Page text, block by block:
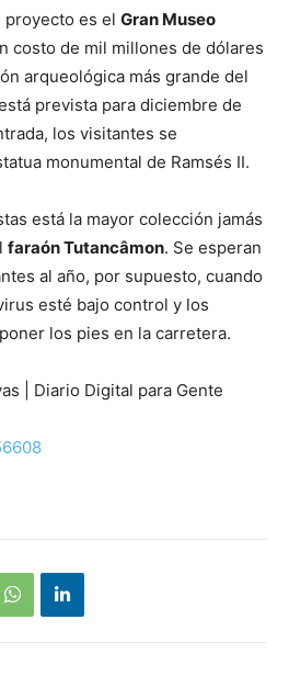
proyecto es el Gran Museo
costo de mil millones de dólares
arqueológica más grande del
prevista para diciembre de
los visitantes se
monumental de Ramsés II.
está la mayor colección jamás
faraón Tutancâmon. Se esperan
al año, por supuesto, cuando
esté bajo control y los
los pies en la carretera.
| Diario Digital para Gente